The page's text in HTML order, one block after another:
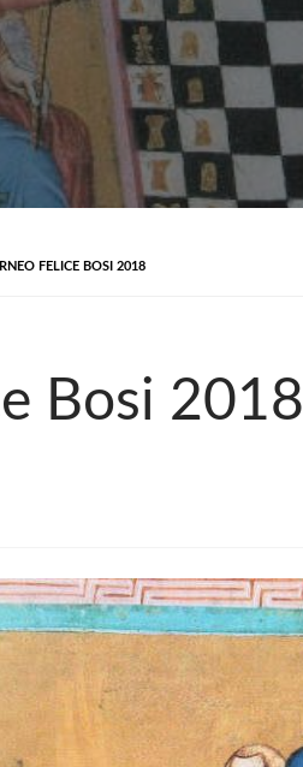
FELICE BOSI 2018
Bosi 2018